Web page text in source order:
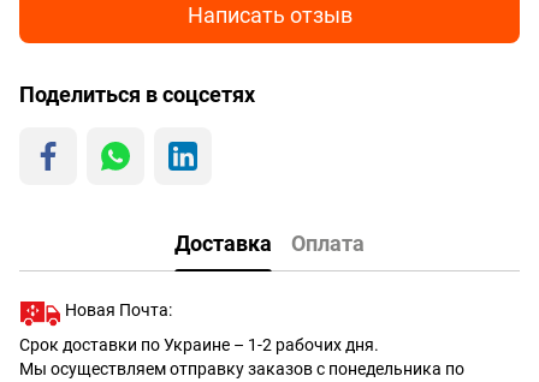
Написать отзыв
Поделиться в соцсетях
Доставка Оплата
Новая Почта:
Срок доставки по Украине – 1-2 рабочих дня.
Мы осуществляем отправку заказов с понедельника по